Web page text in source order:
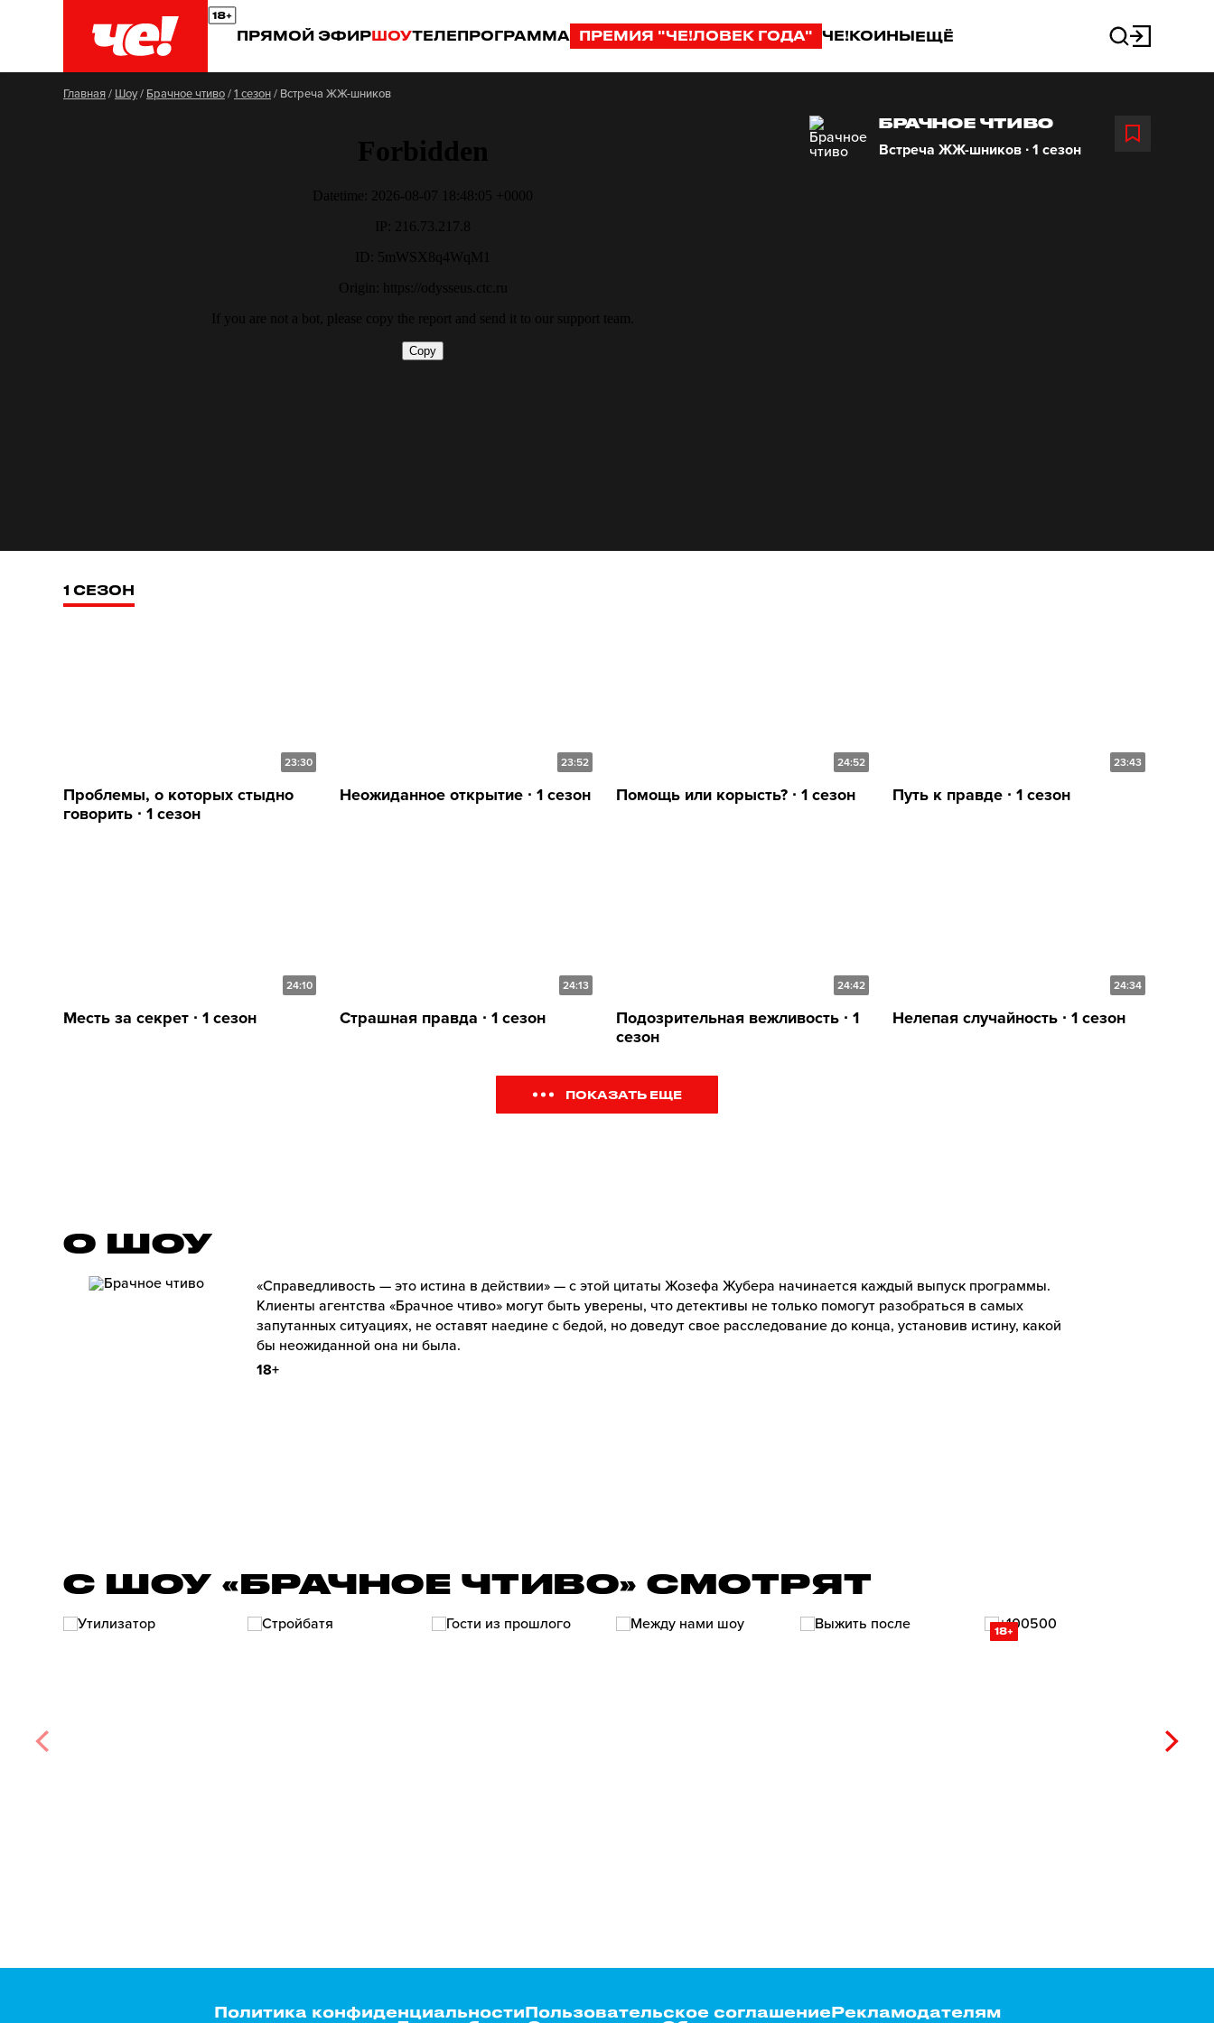
ПРЯМОЙ ЭФИРШОУТЕЛЕПРОГРАММА ПРЕМИЯ "ЧЕ!ЛОВЕК ГОДА" ЧЕ!КОИНЫЕЩЁ
Главная/ Шоу/ Брачное чтиво/1 сезон/ Встреча ЖЖ-шников
БРАЧНОЕ ЧТИВО
Встреча ЖЖ-шников ∙ 1 сезон
1 СЕЗОН
23:30
Проблемы, о которых стыдно
говорить ∙ 1 сезон
23:52
Неожиданное открытие ∙ 1 сезон
24:52
Помощь или корысть? ∙ 1 сезон
23:43
Путь к правде ∙ 1 сезон
24:10
Месть за секрет ∙ 1 сезон
24:13
Страшная правда ∙ 1 сезон
24:42
Подозрительная вежливость ∙ 1
сезон
24:34
Нелепая случайность ∙ 1 сезон
ПОКАЗАТЬ ЕЩЕ
О ШОУ
«Справедливость — это истина в действии» — с этой цитаты Жозефа Жубера начинается каждый выпуск программы.
Клиенты агентства «Брачное чтиво» могут быть уверены, что детективы не только помогут разобраться в самых
запутанных ситуациях, не оставят наедине с бедой, но доведут свое расследование до конца, установив истину, какой
бы неожиданной она ни была.
18+
С ШОУ «БРАЧНОЕ ЧТИВО» СМОТРЯТ
18+
Политика конфиденциальностиПользовательское соглашениеРекламодателям